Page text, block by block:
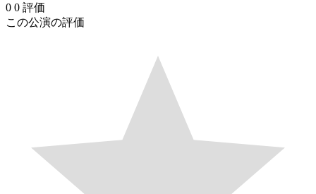
0 0 評価
この公演の評価